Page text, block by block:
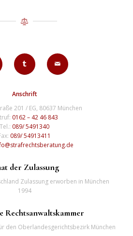
Anschrift
201 / EG, 80637 München
0162 – 42 46 843
Tel.: 089/ 5491340
089/ 54913411
der Zulassung
Zulassung erworben in München
1994
Rechtsanwaltskammer
den Oberlandesgerichtsbezirk München